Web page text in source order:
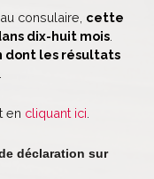
consulaire, cette
dix-huit mois
dont les résultats
en cliquant ici
déclaration sur